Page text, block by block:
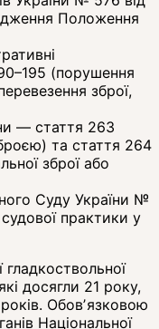
Положення
(порушення
зброї,
— стаття 263
та стаття 264
зброї або
Суду України №
практики у
досягли 21 року,
Обовʼязковою
Національної